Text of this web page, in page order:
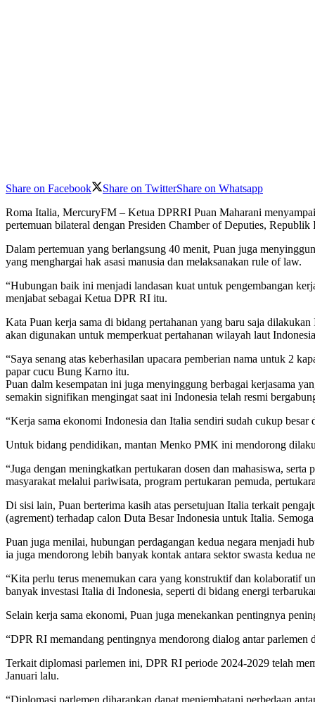
Share on Facebook Share on TwitterShare on Whatsapp
Roma Italia, MercuryFM – Ketua DPRRI Puan Maharani
pertemuan bilateral dengan Presiden Chamber of Deputies,
Dalam pertemuan yang berlangsung 40 menit, Puan juga
yang menghargai hak asasi manusia dan melaksanakan rule of law.
“Hubungan baik ini menjadi landasan kuat untuk pengembangan
menjabat sebagai Ketua DPR RI itu.
Kata Puan kerja sama di bidang pertahanan yang baru saja
akan digunakan untuk memperkuat pertahanan wilayah laut
“Saya senang atas keberhasilan upacara pemberian nama untuk 2
papar cucu Bung Karno itu.
Puan dalm kesempatan ini juga menyinggung berbagai kerjasama
semakin signifikan mengingat saat ini Indonesia telah resmi
“Kerja sama ekonomi Indonesia dan Italia sendiri sudah cukup
Untuk bidang pendidikan, mantan Menko PMK ini mendorong
“Juga dengan meningkatkan pertukaran dosen dan mahasiswa,
masyarakat melalui pariwisata, program pertukaran pemuda,
Di sisi lain, Puan berterima kasih atas persetujuan Italia terkait
(agrement) terhadap calon Duta Besar Indonesia untuk Italia.
Puan juga menilai, hubungan perdagangan kedua negara menjadi
ia juga mendorong lebih banyak kontak antara sektor swasta kedua
“Kita perlu terus menemukan cara yang konstruktif dan kolaboratif
banyak investasi Italia di Indonesia, seperti di bidang energi
Selain kerja sama ekonomi, Puan juga menekankan pentingnya
“DPR RI memandang pentingnya mendorong dialog antar
Terkait diplomasi parlemen ini, DPR RI periode 2024-2029 telah
Januari lalu.
“Diplomasi parlemen diharapkan dapat menjembatani perbedaan